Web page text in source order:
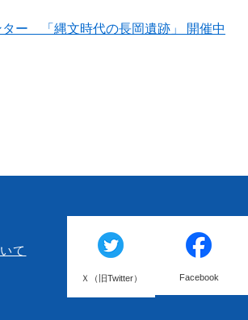
ー 「縄文時代の長岡遺跡」 開催中
て
Ｘ（旧Twitter） Facebook